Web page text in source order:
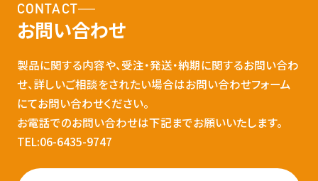
CONTACT
お問い合わせ
製品に関する内容や、受注・発送・納期に関するお問い合わ
せ、詳しいご相談をされたい場合はお問い合わせフォーム
にてお問い合わせください。
お電話でのお問い合わせは下記までお願いいたします。
TEL:06-6435-9747